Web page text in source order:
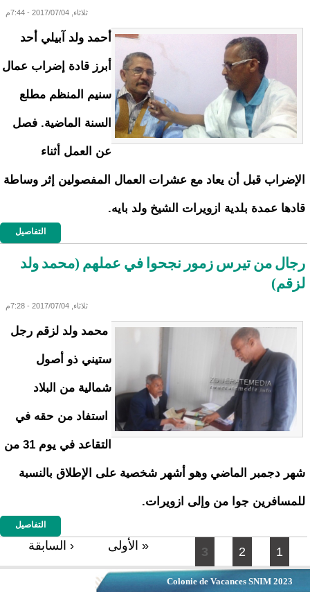
ثلاثاء, 2017/07/04 - 7:44م
أحمد ولد آبيلي أحد
أبرز قادة إضراب عمال
سنيم المنظم مطلع
السنة الماضية. فصل
عن العمل أثناء
الإضراب قبل أن يعاد مع عشرات العمال المفصولين إثر وساطة
قادها عمدة بلدية ازويرات الشيخ ولد بايه.
التفاصيل
رجال من تيرس زمور نجحوا في عملهم (محمد ولد
لزقم)
ثلاثاء, 2017/07/04 - 7:28م
محمد ولد لزقم رجل
ستيني ذو أصول
شمالية من البلاد
استفاد من حقه في
التقاعد في يوم 31 من
شهر دجمبر الماضي وهو أشهر شخصية على الإطلاق بالنسبة
للمسافرين جوا من وإلى ازويرات.
التفاصيل
الصفحات « الأولى ‹ السابقة 1
2
3
Colonie de Vacances SNIM 2023